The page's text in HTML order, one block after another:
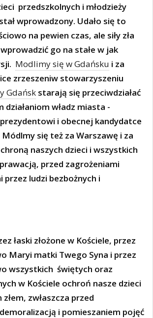
przedszkolnych i młodzieży
wprowadzony. Udało się to
na pewien czas, ale siły zła
go na stałe w jak
Modlimy się w Gdańsku i za
zrzeszeniw stowarzyszeniu
Gdańsk starają się przeciwdziałać
działaniom władz miasta -
i obecnej kandydatce
się też za Warszawę i za
naszych dzieci i wszystkich
przed zagrożeniami
przez ludzi bezbożnych i
łaski złożone w Kościele, przez
Maryi matki Twego Syna i przez
wszystkich świętych oraz
w Kościele ochroń nasze dzieci
zwłaszcza przed
i pomieszaniem pojęć